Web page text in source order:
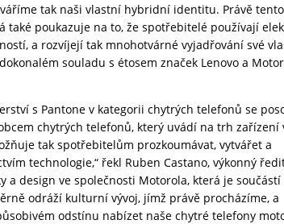
tak naši vlastní hybridní identitu. Právě
také poukazuje na to, že spotřebitelé používají
a rozvíjejí tak mnohotvárné vyjadřování své
souladu s étosem značek Lenovo a
s Pantone v kategorii chytrých telefonů se
chytrých telefonů, který uvádí na trh zařízení
tak spotřebitelům prozkoumávat, vytvářet a
technologie,“ řekl Ruben Castano, výkonný
a design ve společnosti Motorola, která je součástí
odráží kulturní vývoj, jímž právě procházíme, a
odstínu nabízet naše chytré telefony